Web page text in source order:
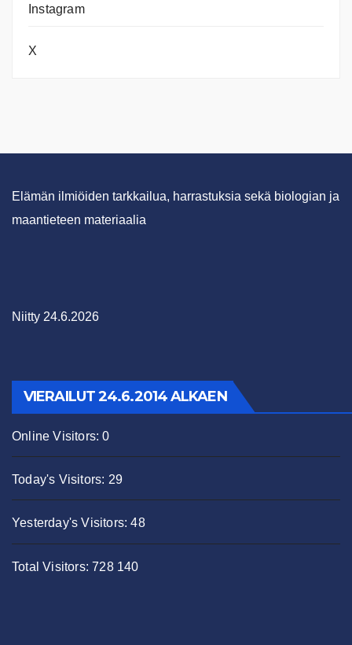
Instagram
X
Elämän ilmiöiden tarkkailua, harrastuksia sekä biologian ja
maantieteen materiaalia
Niitty 24.6.2026
VIERAILUT 24.6.2014 ALKAEN
Online Visitors:0
Today's Visitors: 29
Yesterday's Visitors:48
Total Visitors:728 140